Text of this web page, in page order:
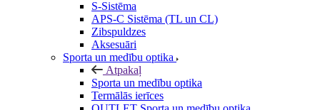
S-Sistēma
APS-C Sistēma (TL un CL)
Zibspuldzes
Aksesuāri
Sporta un medību optika
Atpakaļ
Sporta un medību optika
Termālās ierīces